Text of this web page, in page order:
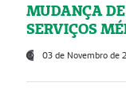
MUDANÇA
SERVIÇOS
03 de Novembro de